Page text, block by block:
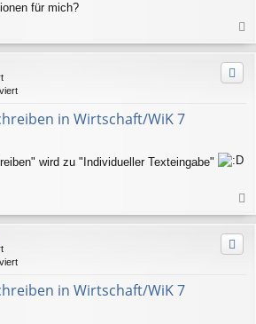
für mich?
a
c
in Wirtschaft/WiK 7
wird zu "Individueller Texteingabe"
a
c
in Wirtschaft/WiK 7